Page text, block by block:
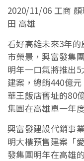
2020/11/06 工商
田 高雄
看好高雄未來3年的
市榮景，興富發集團
明年一口氣將推出5
建案，總銷440億
華王飯店舊址的80
集團在高雄單一年
興富發建設代銷事
明大樓預售建案「
發集團明年在高雄